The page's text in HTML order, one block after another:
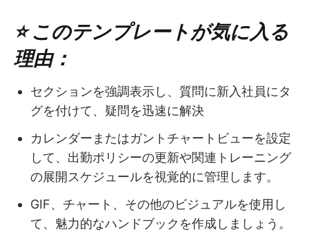
⭐ このテンプレートが気に入る
理由：
セクションを強調表示し、質問に新入社員にタ
グを付けて、疑問を迅速に解決
カレンダーまたはガントチャートビューを設定
して、出勤ポリシーの更新や関連トレーニング
の展開スケジュールを視覚的に管理します。
GIF、チャート、その他のビジュアルを使用し
て、魅力的なハンドブックを作成しましょう。